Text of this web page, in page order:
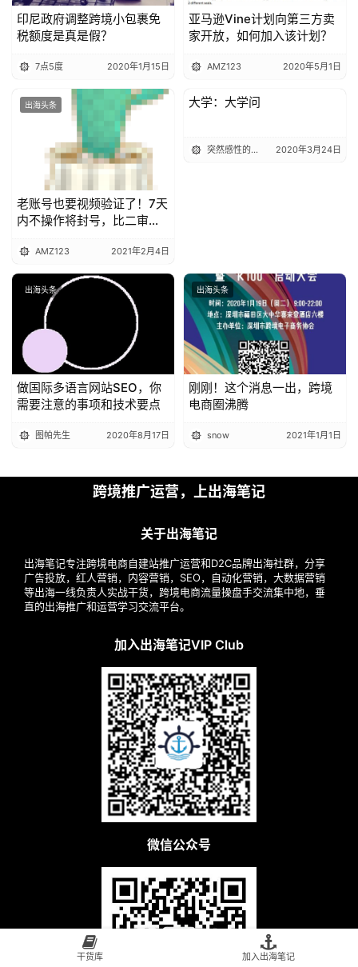
印尼政府调整跨境小包裹免
税额度是真是假？
7点5度 2020年1月15日
亚马逊Vine计划向第三方卖
家开放，如何加入该计划？
AMZ123 2020年5月1日
出海头条
老账号也要视频验证了！7天
内不操作将封号，比二审还
AMZ123 2021年2月4日
出海头条
大学：大学问
突然感性的图帕 2020年3月24日
出海头条
做国际多语言网站SEO，你
需要注意的事项和技术要点
图帕先生 2020年8月17日
出海头条
刚刚！这个消息一出，跨境
电商圈沸腾
snow 2021年1月1日
跨境推广运营，上出海笔记
关于出海笔记
出海笔记专注跨境电商自建站推广运营和D2C品牌出海社群，分享
广告投放，红人营销，内容营销，SEO，自动化营销，大数据营销
等出海一线负责人实战干货，跨境电商流量操盘手交流集中地，垂
直的出海推广和运营学习交流平台。
加入出海笔记VIP Club
微信公众号
干货库 加入出海笔记